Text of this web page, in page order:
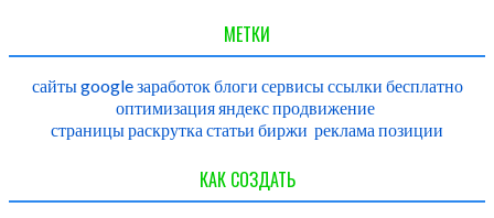
МЕТКИ
сайтыgoogleзаработокблоги сервисыссылки бесплатно
оптимизацияяндекспродвижение
страницыраскрутка статьи биржи реклама позиции
КАК СОЗДАТЬ